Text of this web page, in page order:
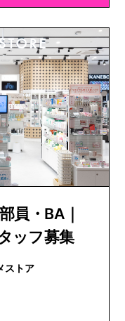
員・BA｜
ッフ募集
コスメストア